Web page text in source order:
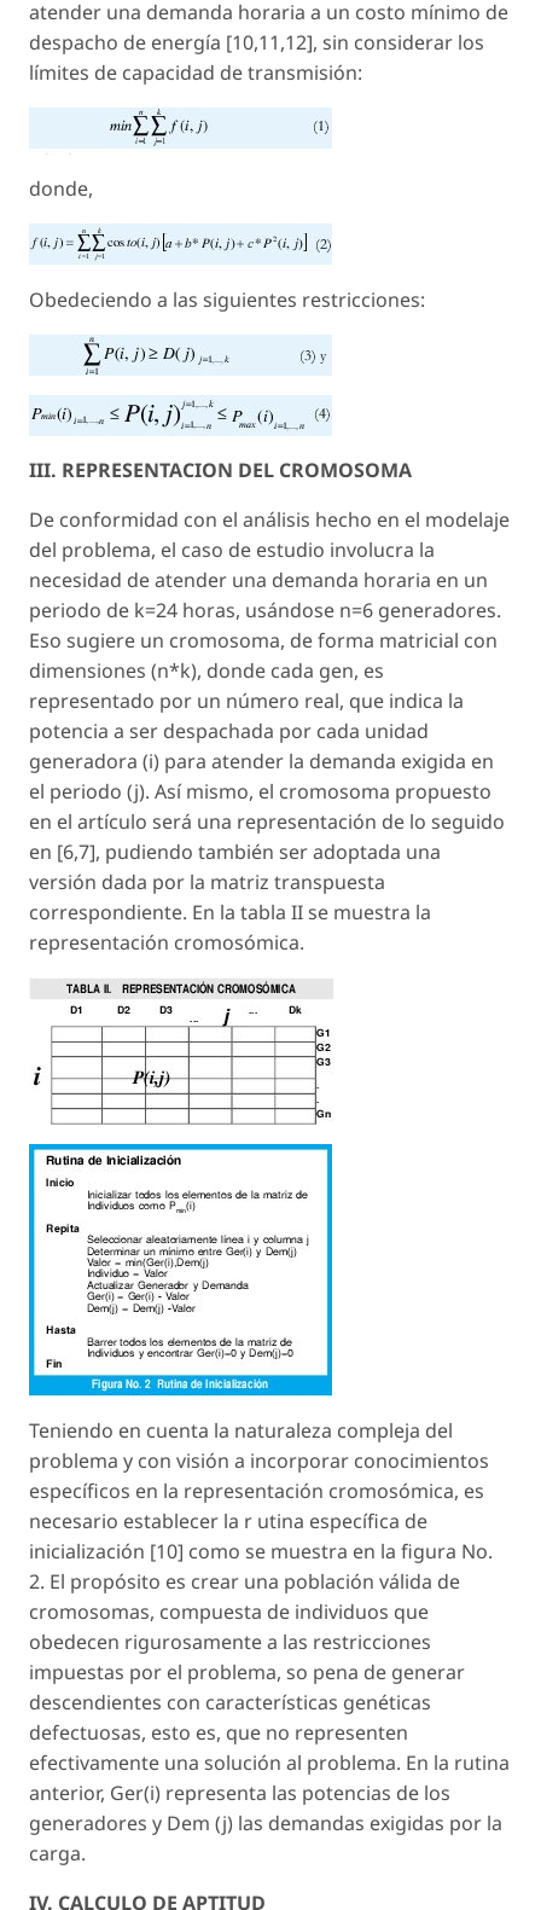
atender una demanda horaria a un costo mínimo de
despacho de energía [10,11,12], sin considerar los
límites de capacidad de transmisión:
donde,
Obedeciendo a las siguientes restricciones:
III. REPRESENTACION DEL CROMOSOMA
De conformidad con el análisis hecho en el modelaje
del problema, el caso de estudio involucra la
necesidad de atender una demanda horaria en un
periodo de k=24 horas, usándose n=6 generadores.
Eso sugiere un cromosoma, de forma matricial con
dimensiones (n*k), donde cada gen, es
representado por un número real, que indica la
potencia a ser despachada por cada unidad
generadora (i) para atender la demanda exigida en
el periodo (j). Así mismo, el cromosoma propuesto
en el artículo será una representación de lo seguido
en [6,7], pudiendo también ser adoptada una
versión dada por la matriz transpuesta
correspondiente. En la tabla II se muestra la
representación cromosómica.
Teniendo en cuenta la naturaleza compleja del
problema y con visión a incorporar conocimientos
específicos en la representación cromosómica, es
necesario establecer la r utina específica de
inicialización [10] como se muestra en la figura No.
2. El propósito es crear una población válida de
cromosomas, compuesta de individuos que
obedecen rigurosamente a las restricciones
impuestas por el problema, so pena de generar
descendientes con características genéticas
defectuosas, esto es, que no representen
efectivamente una solución al problema. En la rutina
anterior, Ger(i) representa las potencias de los
generadores y Dem (j) las demandas exigidas por la
carga.
IV. CALCULO DE APTITUD